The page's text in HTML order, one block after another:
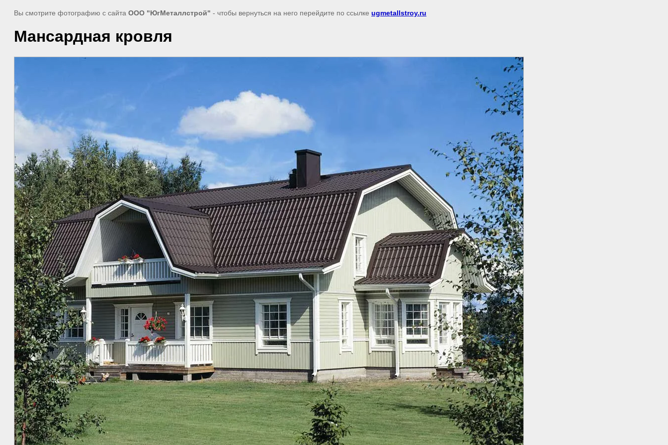
Вы смотрите фотографию с сайта ООО "ЮгМеталлстрой" - чтобы вернуться на него перейдите по ссылке ugmetallstroy.ru
Мансардная кровля